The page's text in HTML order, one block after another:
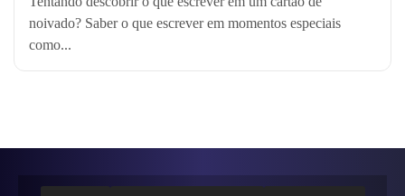
noivado? Saber o que escrever em momentos especiais
como...